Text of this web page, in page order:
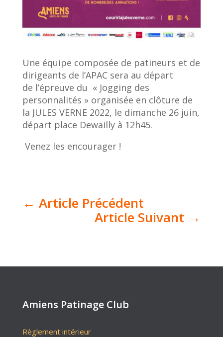
Une équipe composée de patineurs et de
dirigeants de l’APAC sera au départ
de l’épreuve du « Jogging des
personnalités » organisée en clôture de
la JULES VERNE 2022, le dimanche 26 juin,
départ place Dewailly à 12h45.
Venez les encourager !
← Article Précédent
Article Suivant →
Amiens Patinage Club
Règlement intérieur